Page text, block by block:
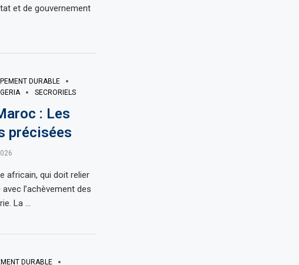
et de gouvernement
DURABLE
SECRORIELS
: Les
précisées
africain, qui doit relier
l’achèvement des
La …
DURABLE